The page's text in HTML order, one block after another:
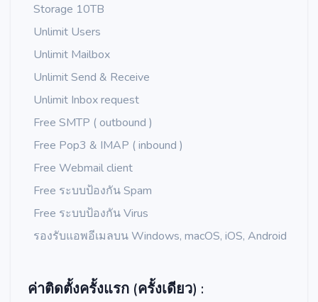
Storage 10TB
Unlimit Users
Unlimit Mailbox
Unlimit Send & Receive
Unlimit Inbox request
Free SMTP ( outbound )
Free Pop3 & IMAP ( inbound )
Free Webmail client
Free ระบบป้องกัน Spam
Free ระบบป้องกัน Virus
รองรับแอพอีเมลบน Windows, macOS, iOS, Android
ค่าติดตั้งครั้งแรก (ครั้งเดียว) :